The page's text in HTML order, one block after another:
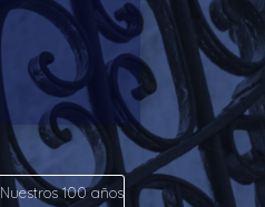
Nuestros 100 años